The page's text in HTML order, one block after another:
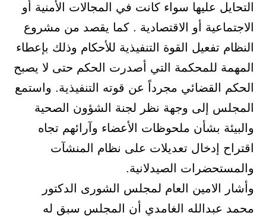
التحايل عليها سواء كانت في المجالات الأمنية أو
الاجتماعية أو الاقتصادية . كما يقصد من مشروع
النظام تفعيل القوة التنفيذية للأحكام وذلك بإعطاء
المهمة للمحكمة التي أصدرت الحكم حتى لا يصبح
الحكم القضائي مجرداً عن قوته التنفيذية. واستمع
المجلس إلى وجهة نظر لجنة الشؤون الصحية
والبيئة بشأن ملحوظات الأعضاء وآرائهم تجاه
اقتراح إدخال تعديلات على نظام المنشآت
والمستحضرات الصيدلانية.
وأشار الامين العام لمجلس الشورى الدكتور
محمد عبدالله الغامدي أن المجلس سبق له